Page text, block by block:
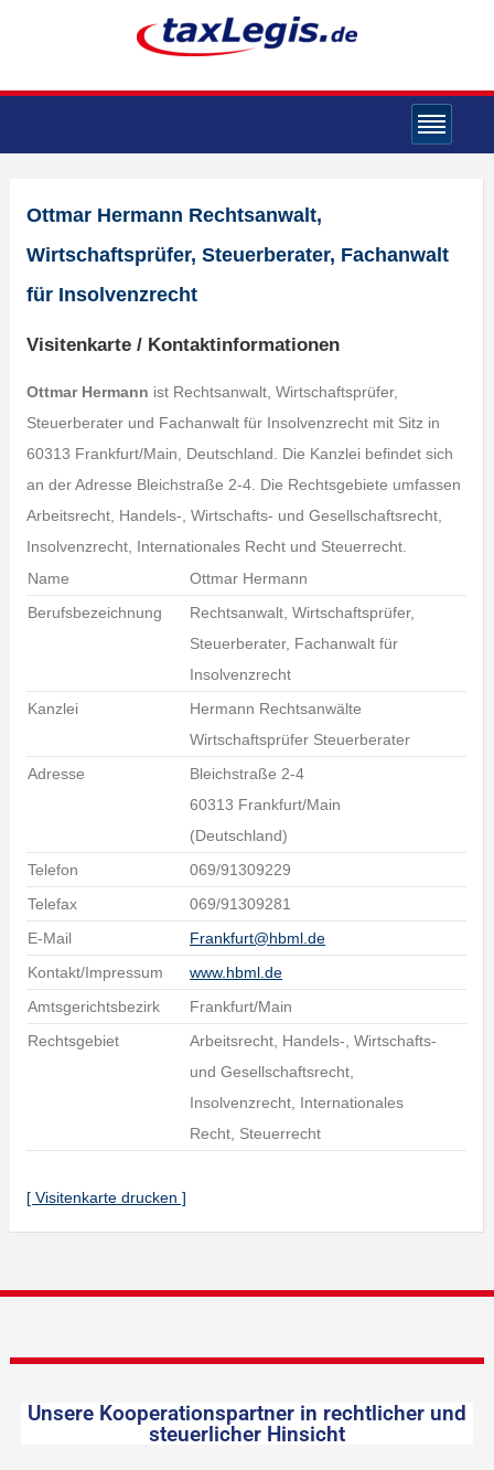
Ottmar Hermann Rechtsanwalt,
Wirtschaftsprüfer, Steuerberater, Fachanwalt
für Insolvenzrecht
Visitenkarte / Kontaktinformationen
Ottmar Hermann ist Rechtsanwalt, Wirtschaftsprüfer,
Steuerberater und Fachanwalt für Insolvenzrecht mit Sitz in
60313 Frankfurt/Main, Deutschland. Die Kanzlei befindet sich
an der Adresse Bleichstraße 2-4. Die Rechtsgebiete umfassen
Arbeitsrecht, Handels-, Wirtschafts- und Gesellschaftsrecht,
Insolvenzrecht, Internationales Recht und Steuerrecht.
Name
Ottmar Hermann
Berufsbezeichnung
Rechtsanwalt, Wirtschaftsprüfer,
Steuerberater, Fachanwalt für
Insolvenzrecht
Kanzlei
Hermann Rechtsanwälte
Wirtschaftsprüfer Steuerberater
Adresse
Bleichstraße 2-4
60313 Frankfurt/Main
(Deutschland)
Telefon
069/91309229
Telefax
069/91309281
E-Mail
Frankfurt@hbml.de
Kontakt/Impressum
www.hbml.de
Amtsgerichtsbezirk
Frankfurt/Main
Rechtsgebiet
Arbeitsrecht, Handels-, Wirtschafts-
und Gesellschaftsrecht,
Insolvenzrecht, Internationales
Recht, Steuerrecht
[ Visitenkarte drucken ]
Unsere Kooperationspartner in rechtlicher und
steuerlicher Hinsicht